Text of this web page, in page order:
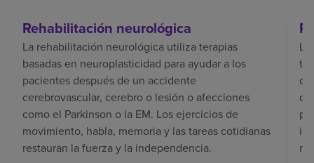
Rehabilitación neurológica
La rehabilitación neurológica utiliza terapias
basadas en neuroplasticidad para ayudar a los
pacientes después de un accidente
cerebrovascular, cerebro o lesión o afecciones
como el Parkinson o la EM. Los ejercicios de
movimiento, habla, memoria y las tareas cotidianas
restauran la fuerza y la independencia.